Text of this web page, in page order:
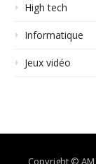
High tech
Informatique
Jeux vidéo
Copyright ©